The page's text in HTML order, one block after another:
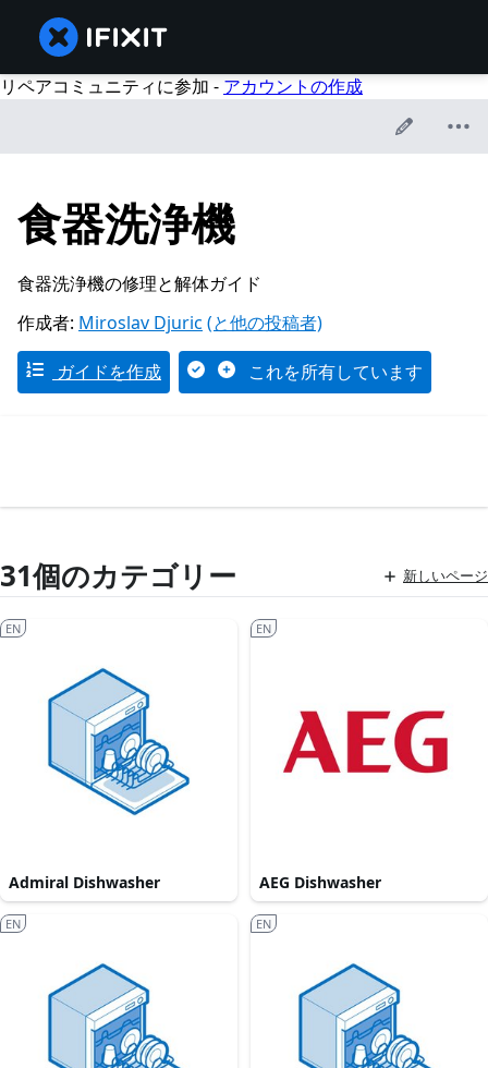
リペアコミュニティに参加 - アカウントの作成
食器洗浄機
食器洗浄機の修理と解体ガイド
作成者: Miroslav Djuric (と他の投稿者)
ガイドを作成 これを所有しています
31個のカテゴリー 新しいページ
Admiral Dishwasher
EN
AEG Dishwasher
EN
EN EN